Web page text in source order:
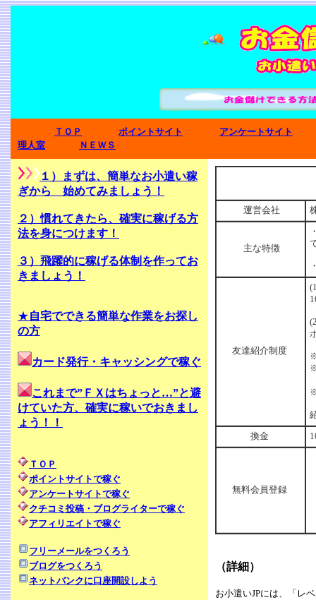
ＴＯＰ ポイントサイト
アンケートサイト
理人室
ＮＥＷＳ
１）まずは、簡単なお小遣い稼
ぎから 始めてみましょう！
２）慣れてきたら、確実に稼げる方
法を身につけます！
３）飛躍的に稼げる体制を作ってお
きましょう！
★自宅でできる簡単な作業をお探し
の方
カード発行・キャッシングで稼ぐ
これまで”ＦＸはちょっと…”と避
けていた方、確実に稼いでおきまし
ょう！！
ＴＯＰ
ポイントサイトで稼ぐ
アンケートサイトで稼ぐ
クチコミ投稿・ブログライターで稼ぐ
アフィリエイトで稼ぐ
フリーメールをつくろう
ブログをつくろう
ネットバンクに口座開設しよう
運営会社
主な特徴
友達紹介制度
換金
無料会員登録
（詳細）
お小遣いJPには、「レ